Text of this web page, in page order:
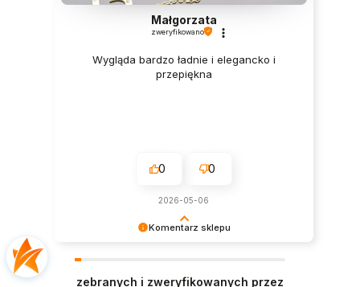
Komentarz sklepu
doświadczeniem. Jesteśmy szczęśliwi, że mamy
Małgorzata
zweryfikowano
Wygląda bardzo ładnie i elegancko i
przepiękna
0 0
2026-05-06
zebranych i zweryfikowanych przez